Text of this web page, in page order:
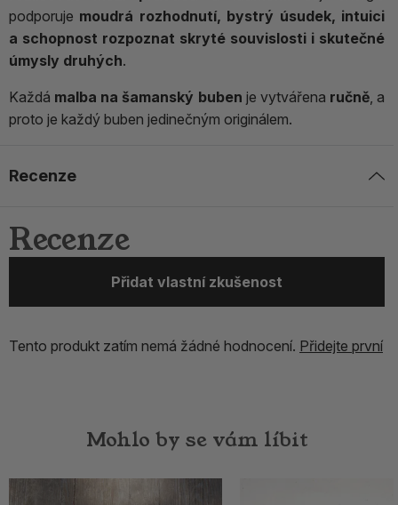
podporuje moudrá rozhodnutí, bystrý úsudek, intuici
a schopnost rozpoznat skryté souvislosti i skutečné
úmysly druhých.
Každá malba na šamanský buben je vytvářena ručně, a
proto je každý buben jedinečným originálem.
Recenze
Recenze
Přidat vlastní zkušenost
Tento produkt zatím nemá žádné hodnocení. Přidejte první
Mohlo by se vám líbit